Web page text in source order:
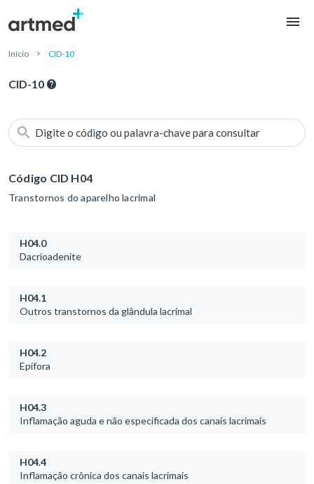
Início CID-10
CID-10
Digite o código ou palavra-chave para consultar
Código CID H04
Transtornos do aparelho lacrimal
H04.0
Dacrioadenite
H04.1
Outros transtornos da glândula lacrimal
H04.2
Epífora
H04.3
Inflamação aguda e não especificada dos canais lacrimais
H04.4
Inflamação crônica dos canais lacrimais